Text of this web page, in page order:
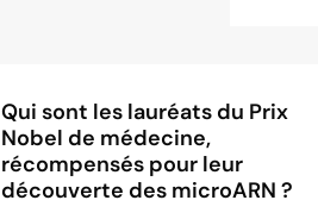
Qui sont les lauréats du Prix
Nobel de médecine,
récompensés pour leur
découverte des microARN ?